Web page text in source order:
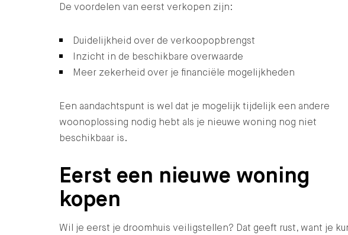
De voordelen van eerst verkopen zijn:
Duidelijkheid over de verkoopopbrengst
Inzicht in de beschikbare overwaarde
Meer zekerheid over je financiële mogelijkheden
Een aandachtspunt is wel dat je mogelijk tijdelijk een andere
woonoplossing nodig hebt als je nieuwe woning nog niet
beschikbaar is.
Eerst een nieuwe woning
kopen
Wil je eerst je droomhuis veiligstellen? Dat geeft rust, want je